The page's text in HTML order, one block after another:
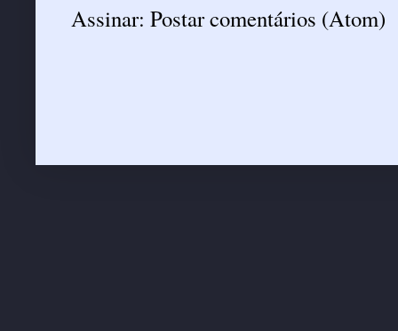
Assinar: Postar comentários (Atom)